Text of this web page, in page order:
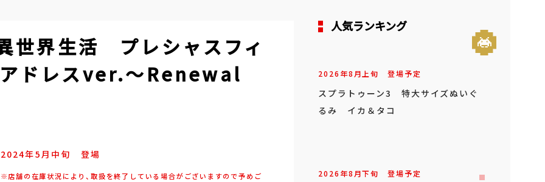
世界生活 プレシャスフィ
ドレスver.～Renewal
2024年5月 中旬 登場
※店舗の在庫状況により、取扱を終了している場合がございますので予めご
人気ランキング
2026年8月上旬 登場予定
スプラトゥーン3 特大サイズぬいぐ
るみ イカ＆タコ
2026年8月下旬 登場予定